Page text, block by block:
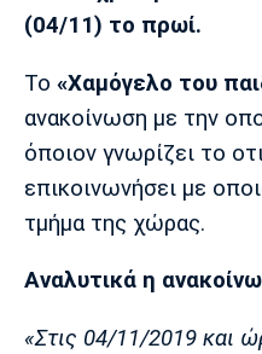
Cine Spot
Running
Media
Ιωνικός
Μπαρτσελόνα
(04/11) το πρωί.
Το «Χαμόγελο του
ανακοίνωση με την
όποιον γνωρίζει το
επικοινωνήσει με
τμήμα της χώρας.
Αναλυτικά η
«Στις 04/11/2019 και